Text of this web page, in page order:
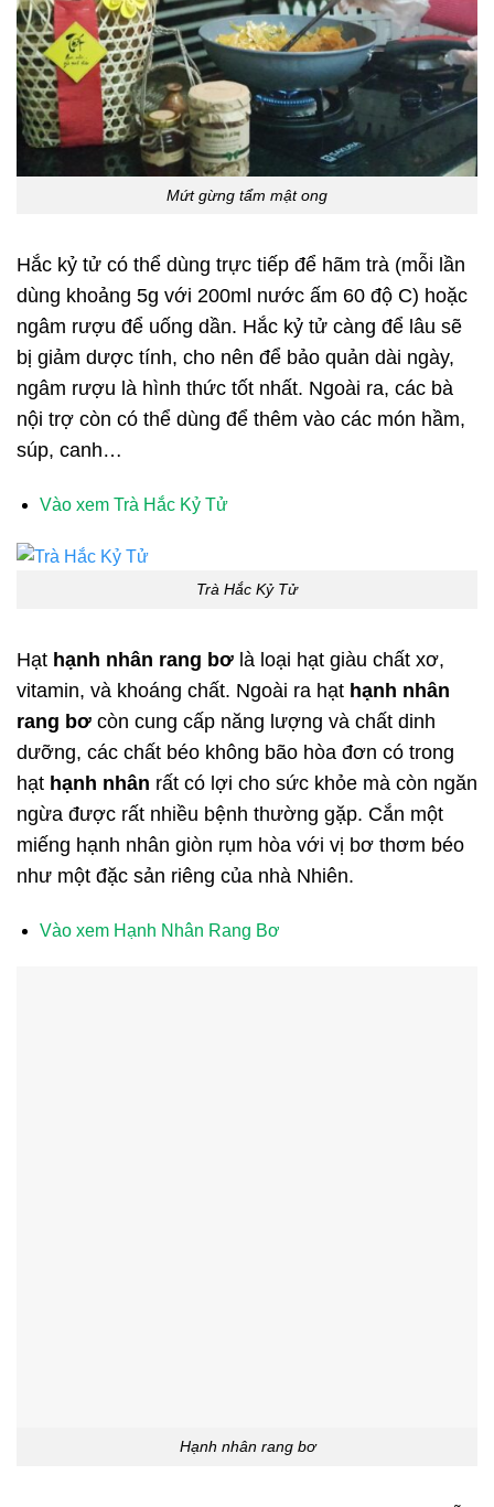
Mứt gừng tẩm mật ong
Hắc kỷ tử có thể dùng trực tiếp để hãm trà (mỗi lần
dùng khoảng 5g với 200ml nước ấm 60 độ C) hoặc
ngâm rượu để uống dần. Hắc kỷ tử càng để lâu sẽ
bị giảm dược tính, cho nên để bảo quản dài ngày,
ngâm rượu là hình thức tốt nhất. Ngoài ra, các bà
nội trợ còn có thể dùng để thêm vào các món hầm,
súp, canh…
Vào xem Trà Hắc Kỷ Tử
Trà Hắc Kỷ Tử
Hạt hạnh nhân rang bơ là loại hạt giàu chất xơ,
vitamin, và khoáng chất. Ngoài ra hạt hạnh nhân
rang bơ còn cung cấp năng lượng và chất dinh
dưỡng, các chất béo không bão hòa đơn có trong
hạt hạnh nhân rất có lợi cho sức khỏe mà còn ngăn
ngừa được rất nhiều bệnh thường gặp. Cắn một
miếng hạnh nhân giòn rụm hòa với vị bơ thơm béo
như một đặc sản riêng của nhà Nhiên.
Vào xem Hạnh Nhân Rang Bơ
Hạnh nhân rang bơ